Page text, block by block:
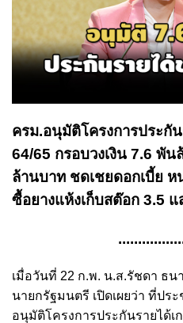
ครม.อนุมัติโครงการประกั
64/65 กรอบวงเงิน 7.6 พั
ล้านบาท ชดเชยดอกเบี้ย ห
ซื้อยางแห้งเก็บสต๊อก 3.5
เมื่อวันที่ 22 ก.พ. น.ส.รัชดา ธน
นายกรัฐมนตรี เปิดเผยว่า ที่ป
อนุมัติโครงการประกันรายได้